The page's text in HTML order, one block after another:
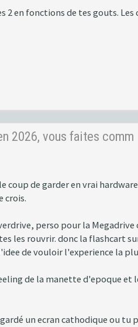
2 en fonctions de tes gouts.
2026, vous faites comm
coup de garder en vrai
crois.
perso pour la
les rouvrir. donc la flashcart
de vouloir l'experience la
de la manette d'epoque et
un ecran cathodique ou tu